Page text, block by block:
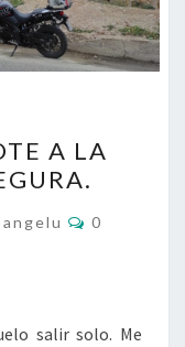
A LA
0
salir solo. Me